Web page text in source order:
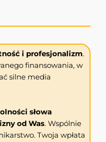
i profesjonalizm.
finansowania, w
silne media
słowa
od Was. Wspólnie
Twoja wpłata